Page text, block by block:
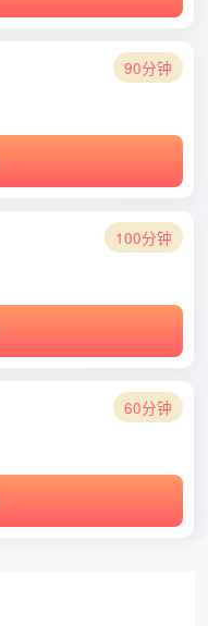
90分钟
100分钟
60分钟